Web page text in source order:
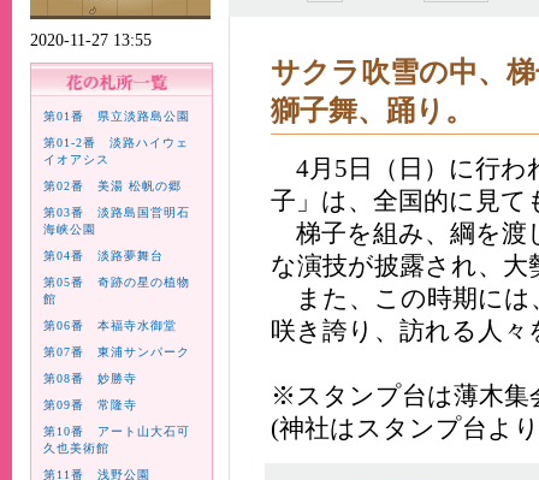
2020-11-27 13:55
第01番 県立淡路島公園
第01-2番 淡路ハイウェ
イオアシス
第02番 美湯 松帆の郷
第03番 淡路島国営明石
海峡公園
第04番 淡路夢舞台
第05番 奇跡の星の植物
館
第06番 本福寺水御堂
第07番 東浦サンパーク
第08番 妙勝寺
第09番 常隆寺
第10番 アート山大石可
久也美術館
第11番 浅野公園
サクラ吹雪の中、
獅子舞、踊り。
4月5日（日）に行わ
子」は、全国的に見て
梯子を組み、綱を渡
な演技が披露され、
また、この時期には
咲き誇り、訪れる人
※スタンプ台は薄木集
(神社はスタンプ台よ